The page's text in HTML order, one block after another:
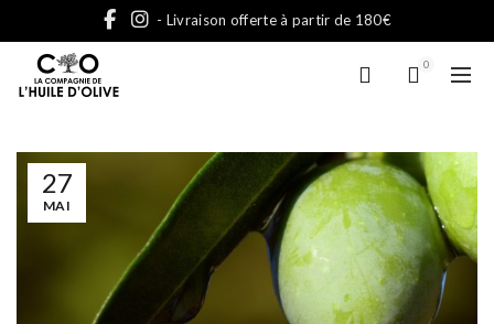
- Livraison offerte à partir de 180€
0
27
MAI